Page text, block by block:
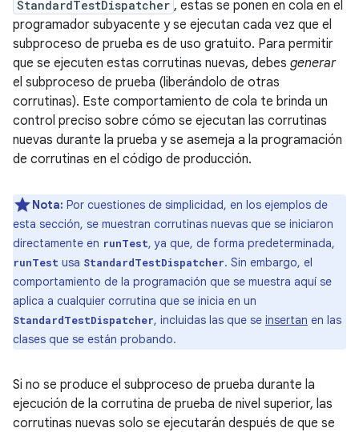
StandardTestDispatcher , estas se ponen en cola en el
programador subyacente y se ejecutan cada vez que el
subproceso de prueba es de uso gratuito. Para permitir
que se ejecuten estas corrutinas nuevas, debes generar
el subproceso de prueba (liberándolo de otras
corrutinas). Este comportamiento de cola te brinda un
control preciso sobre cómo se ejecutan las corrutinas
nuevas durante la prueba y se asemeja a la programación
de corrutinas en el código de producción.
Nota: Por cuestiones de simplicidad, en los ejemplos de
esta sección, se muestran corrutinas nuevas que se iniciaron
directamente en runTest, ya que, de forma predeterminada,
runTest usa StandardTestDispatcher. Sin embargo, el
comportamiento de la programación que se muestra aquí se
aplica a cualquier corrutina que se inicia en un
StandardTestDispatcher, incluidas las que se insertan en las
clases que se están probando.
Si no se produce el subproceso de prueba durante la
ejecución de la corrutina de prueba de nivel superior, las
corrutinas nuevas solo se ejecutarán después de que se